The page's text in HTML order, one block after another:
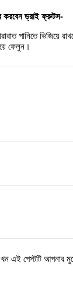
করবেন ড্রাই ফ্রুটস-
পানিতে ভিজিয়ে
ফেলুন।
এই পেস্টটি আপনার